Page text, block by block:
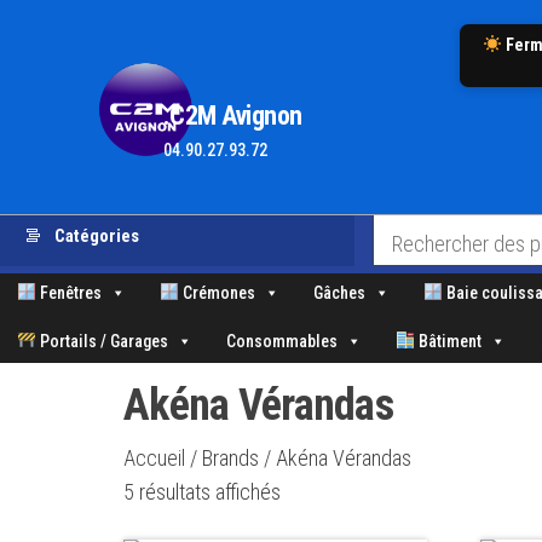
Aller
contenu
.C2M Avignon
04.90.27.93.72
Fenêtres Crémones Gâches Baie
Portails / Garages Consommables Bâtiment
Catégories
Akéna Vérandas
Accueil / Brands / Akéna Vérandas
5 résultats affichés